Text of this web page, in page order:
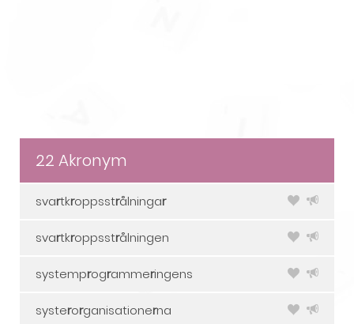
22 Akronym
svartkroppsstrålningar
svartkroppsstrålningen
systemprogrammeringens
systerorganisationerna